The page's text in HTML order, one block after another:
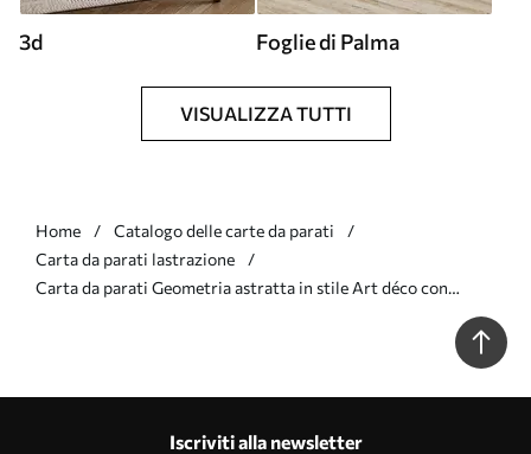
3d Foglie di Palma
VISUALIZZA TUTTI
Home
Catalogo delle carte da parati
Carta da parati lastrazione
Carta da parati Geometria astratta in stile Art déco con
Iscriviti alla newsletter